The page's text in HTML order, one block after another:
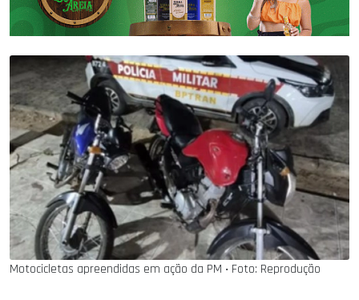
Motocicletas apreendidas em ação da PM ‧ Foto: Reprodução